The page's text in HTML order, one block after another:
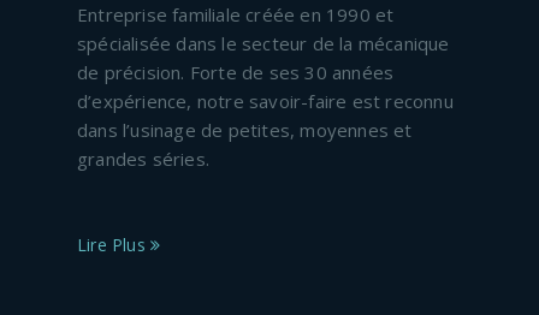
Entreprise familiale créée en 1990 et
spécialisée dans le secteur de la mécanique
de précision. Forte de ses 30 années
d’expérience, notre savoir-faire est reconnu
dans l’usinage de petites, moyennes et
grandes séries.
Lire Plus